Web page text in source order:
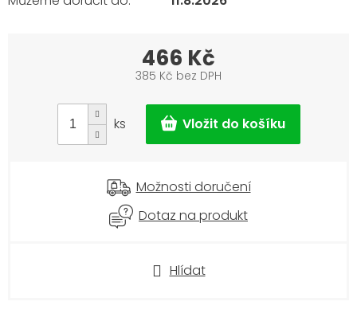
Hlídat
466 Kč
385 Kč bez DPH
cena:
ks
Možnosti doručení
Dotaz na produkt